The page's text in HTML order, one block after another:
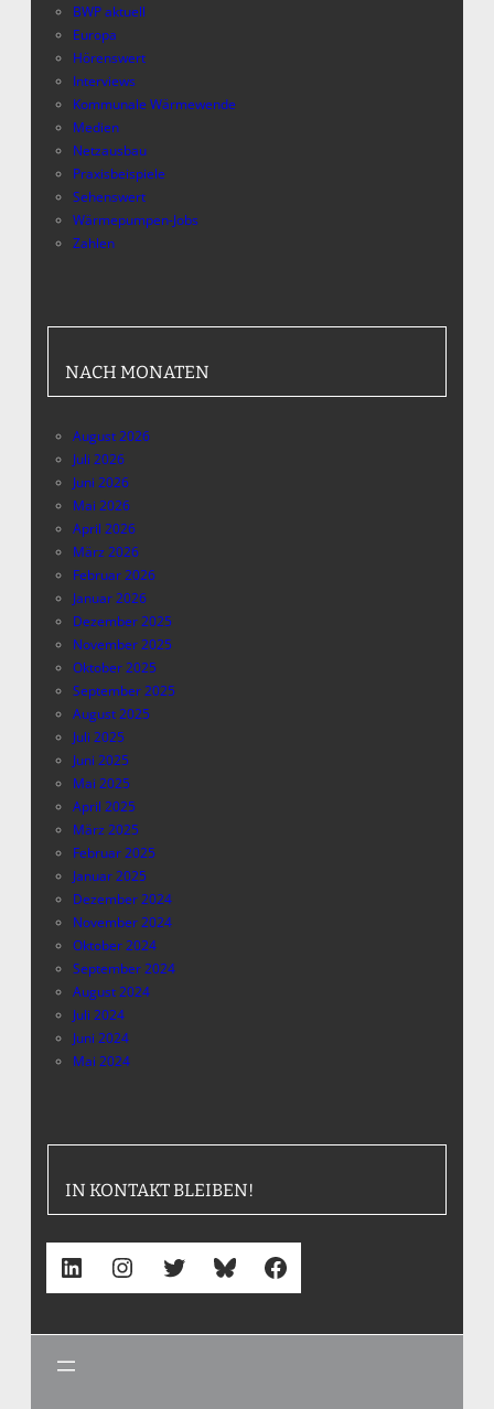
BWP aktuell
Europa
Hörenswert
Interviews
Kommunale Wärmewende
Medien
Netzausbau
Praxisbeispiele
Sehenswert
Wärmepumpen-Jobs
Zahlen
NACH MONATEN
August 2026
Juli 2026
Juni 2026
Mai 2026
April 2026
März 2026
Februar 2026
Januar 2026
Dezember 2025
November 2025
Oktober 2025
September 2025
August 2025
Juli 2025
Juni 2025
Mai 2025
April 2025
März 2025
Februar 2025
Januar 2025
Dezember 2024
November 2024
Oktober 2024
September 2024
August 2024
Juli 2024
Juni 2024
Mai 2024
IN KONTAKT BLEIBEN!
LinkedIn Instagram Twitter Bluesky Facebook